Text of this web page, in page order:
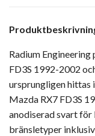
Radium
FD3S 1992-2002
ursprungligen hittas
Mazda RX7 FD3S
anodiserad svart
bränsletyper